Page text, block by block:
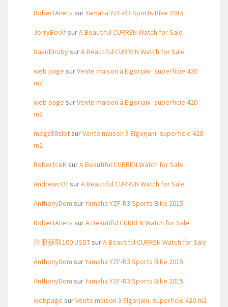
RobertAnets surYamaha YZF-R3 Sports Bike 2015
JerryBoolfsurA Beautiful CURREN Watch for Sale
DavidDrubysurA Beautiful CURREN Watch for Sale
web page surVente maison à Elgorjani- superficie 420
m2
web page surVente maison à Elgorjani- superficie 420
m2
mega88slotsurVente maison à Elgorjani- superficie 420
m2
RobertceKsurA Beautiful CURREN Watch for Sale
AndrewcOtsurA Beautiful CURREN Watch for Sale
AnthonyDom surYamaha YZF-R3 Sports Bike 2015
RobertAnets surA Beautiful CURREN Watch for Sale
注册获取100 USDTsurA Beautiful CURREN Watch for Sale
AnthonyDom surYamaha YZF-R3 Sports Bike 2015
AnthonyDom surYamaha YZF-R3 Sports Bike 2015
webpage surVente maison à Elgorjani- superficie 420 m2